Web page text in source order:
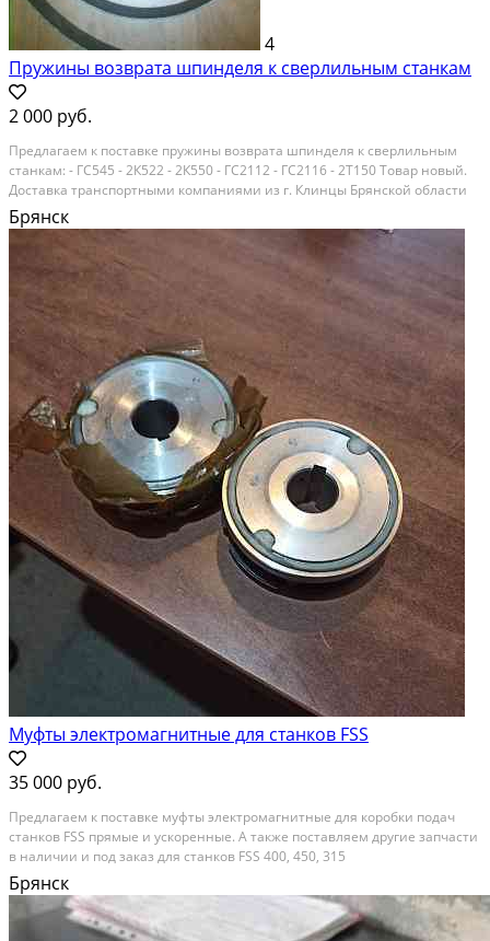
4
Пружины возврата шпинделя к сверлильным станкам
2 000 руб.
Предлагаем к поставке пружины возврата шпинделя к сверлильным
станкам: - ГС545 - 2К522 - 2К550 - ГС2112 - ГС2116 - 2Т150 Товар новый.
Доставка транспортными компаниями из г. Клинцы Брянской области
Брянск
Муфты электромагнитные для станков FSS
35 000 руб.
Предлагаем к поставке муфты электромагнитные для коробки подач
станков FSS прямые и ускоренные. А также поставляем другие запчасти
в наличии и под заказ для станков FSS 400, 450, 315
Брянск